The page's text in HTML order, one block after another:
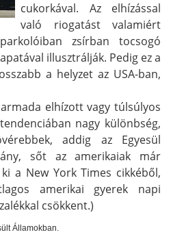
cukorkával. Az elhízással
való riogatást valamiért
zsírban tocsogó
illusztrálják. Pedig ez a
a helyzet az USA-ban,
elhízott vagy túlsúlyos
nagy különbség,
addig az Egyesül
sőt az amerikaiak már
a New York Times cikkéből,
amerikai gyerek napi
csökkent.)
Államokban.